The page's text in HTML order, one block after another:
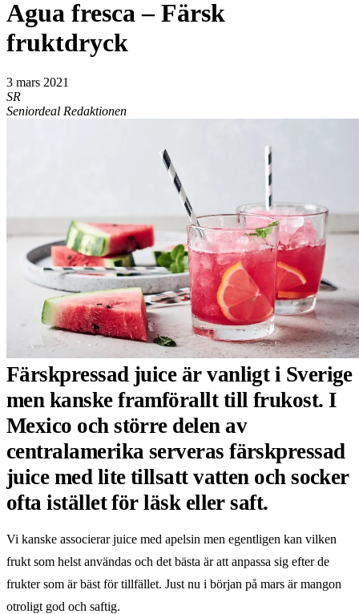
Agua fresca – Färsk
fruktdryck
3 mars 2021
SR
Seniordeal Redaktionen
Färskpressad juice är vanligt i Sverige
men kanske framförallt till frukost. I
Mexico och större delen av
centralamerika serveras färskpressad
juice med lite tillsatt vatten och socker
ofta istället för läsk eller saft.
Vi kanske associerar juice med apelsin men egentligen kan vilken
frukt som helst användas och det bästa är att anpassa sig efter de
frukter som är bäst för tillfället. Just nu i början på mars är mangon
otroligt god och saftig.